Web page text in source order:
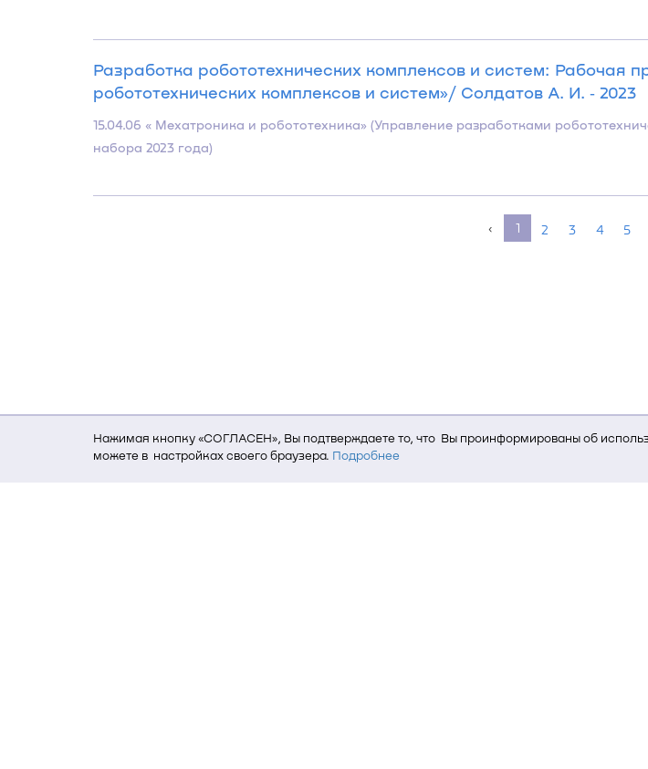
Нажимая кнопку «СОГЛАСЕН», Вы подтверждаете то, что Вы проинформированы об
можете в настройках своего браузера. Подробнее
Разработка робототехнических комплексов и систем: Рабочая
робототехнических комплексов и систем»/ Солдатов А. И. ‐ 2023
15.04.06 « Мехатроника и робототехника» (Управление разработками
набора 2023 года)
‹ 1 2 3 4 5